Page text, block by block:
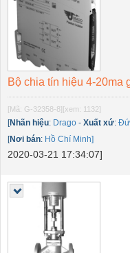
Bộ chia tín hiệu 4-20ma
[Mã: G-32358-8][xem: 1132]
[Nhãn hiệu: Drago - Xuất xứ:
[Nơi bán: Hồ Chí Minh]
2020-03-21 17:34:07]